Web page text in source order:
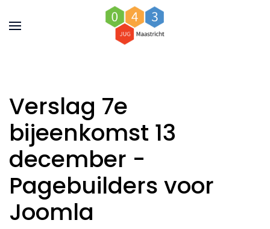
Verslag 7e
bijeenkomst 13
december -
Pagebuilders voor
Joomla